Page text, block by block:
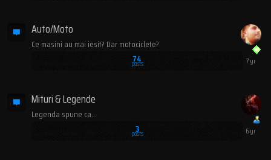
Auto/Moto
Ce masini au mai iesit? Dar motociclete?
74
posts
Mituri & Legende
Legenda spune ca...
3
posts